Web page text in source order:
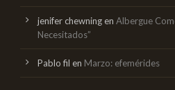
jenifer chewningen Albergue
Necesitados”
Pablo fil en Marzo: efemérides